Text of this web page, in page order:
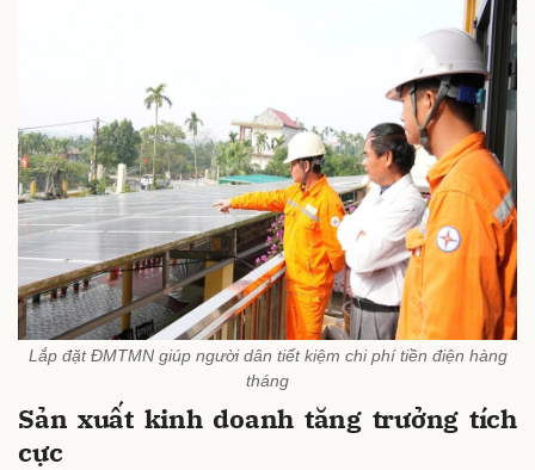
Lắp đặt ĐMTMN giúp người dân tiết kiệm chi phí tiền điện hàng
tháng
Sản xuất kinh doanh tăng trưởng tích
cực